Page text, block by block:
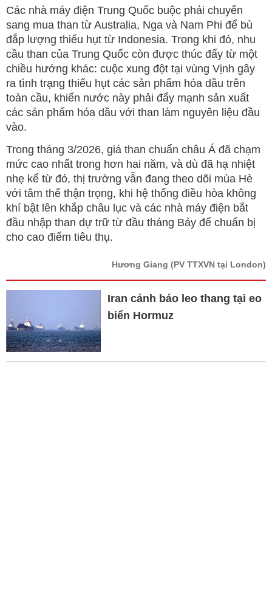
Các nhà máy điện Trung Quốc buộc phải chuyển
sang mua than từ Australia, Nga và Nam Phi để bù
đắp lượng thiếu hụt từ Indonesia. Trong khi đó, nhu
cầu than của Trung Quốc còn được thúc đẩy từ một
chiều hướng khác: cuộc xung đột tại vùng Vịnh gây
ra tình trạng thiếu hụt các sản phẩm hóa dầu trên
toàn cầu, khiến nước này phải đẩy mạnh sản xuất
các sản phẩm hóa dầu với than làm nguyên liệu đầu
vào.
Trong tháng 3/2026, giá than chuẩn châu Á đã chạm
mức cao nhất trong hơn hai năm, và dù đã hạ nhiệt
nhẹ kể từ đó, thị trường vẫn đang theo dõi mùa Hè
với tâm thế thận trọng, khi hệ thống điều hòa không
khí bật lên khắp châu lục và các nhà máy điện bắt
đầu nhập than dự trữ từ đầu tháng Bảy để chuẩn bị
cho cao điểm tiêu thụ.
Hương Giang (PV TTXVN tại London)
Iran cảnh báo leo thang tại eo
biển Hormuz